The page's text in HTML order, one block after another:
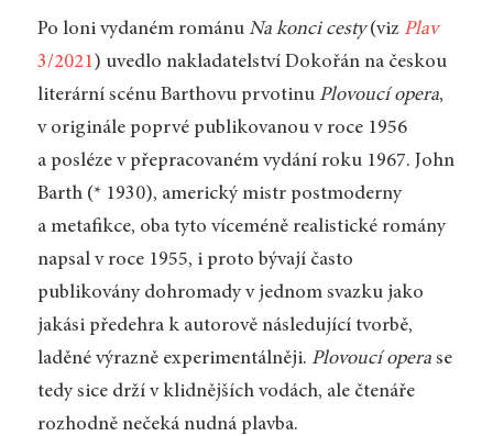
Po loni vydaném románu Na konci cesty(viz Plav
3/2021) uvedlo nakladatelství Dokořán na českou
literární scénu Barthovu prvotinu Plovoucí opera,
v originále poprvé publikovanou v roce 1956
a posléze v přepracovaném vydání roku 1967. John
Barth (* 1930), americký mistr postmoderny
a metafikce, oba tyto víceméně realistické romány
napsal v roce 1955, i proto bývají často
publikovány dohromady v jednom svazku jako
jakási předehra k autorově následující tvorbě,
laděné výrazně experimentálněji. Plovoucí operase
tedy sice drží v klidnějších vodách, ale čtenáře
rozhodně nečeká nudná plavba.